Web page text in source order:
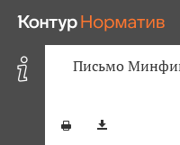
Письмо